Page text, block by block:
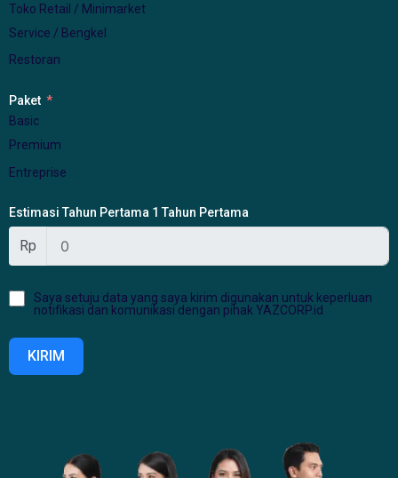
Toko Retail / Minimarket
Service / Bengkel
Restoran
Paket
Basic
Premium
Entreprise
Estimasi Tahun Pertama 1 Tahun Pertama
Rp
Saya setuju data yang saya kirim digunakan untuk keperluan
notifikasi dan komunikasi dengan pihak YAZCORP.id
KIRIM